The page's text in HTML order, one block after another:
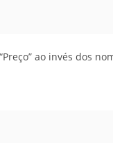
ao invés dos